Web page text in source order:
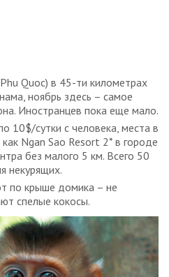
Quoc) в 45-ти километрах
ноябрь здесь – самое
Иностранцев пока еще мало.
10$/сутки с человека, места в
Ngan Sao Resort 2* в городе
без малого 5 км. Всего 50
некурящих.
по крыше домика – не
спелые кокосы.